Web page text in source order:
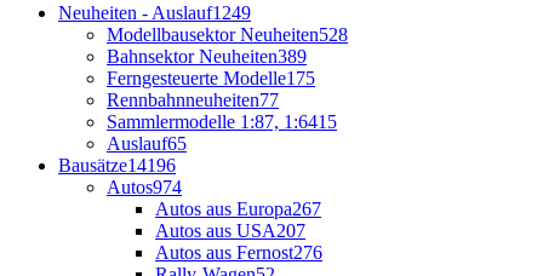
Neuheiten - Auslauf1249
Modellbausektor Neuheiten528
Bahnsektor Neuheiten389
Ferngesteuerte Modelle175
Rennbahnneuheiten77
Sammlermodelle 1:87, 1:6415
Auslauf65
Bausätze14196
Autos974
Autos aus Europa267
Autos aus USA207
Autos aus Fernost276